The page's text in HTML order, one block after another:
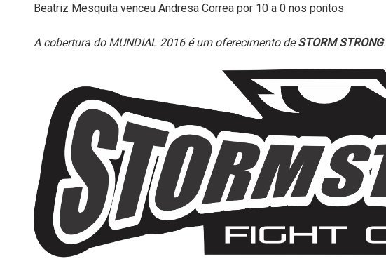
Beatriz Mesquita venceu Andresa Correa por 10 a 0 nos pontos
A cobertura do MUNDIAL 2016 é um oferecimento deSTORM STRONG.